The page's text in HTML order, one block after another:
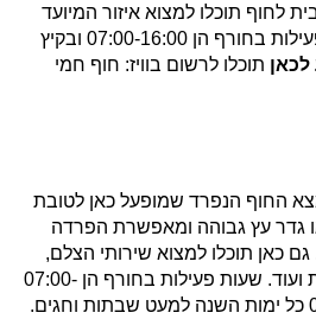
לחוף תוכלו למצוא איזור המיועד
להדלקת מנגלים. שעות פעילות בחורף הן 07:00-16:00 ובקיץ
לכאן תוכלו לרשום בוויז: חוף חמי
החוף הנפרד שמופעל כאן לטובת
גדר עץ גבוהה ומאפשרת הפרדה
כאן תוכלו למצוא שירותי הצלם,
מקלחות, שירותים, כסאות ועוד. שעות פעילות בחורף הן 07:00-